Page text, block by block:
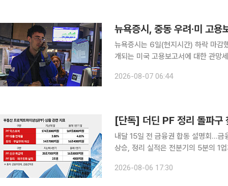
뉴욕증시, 중동 우려·미 고
뉴욕증시는 6일(현지시간) 하락 마감
개되는 미국 고용보고서에 대한 관망세가 짙어진 영
리했다. S&P500지수는 13.59포인
2026-08-07 06:44
[단독] 더딘 PF 정리 돌파구
내달 15일 전 금융권 합동 설명회…금
상승, 정리 실적은 전분기의 5분의 1업계
하자 금융회사와 건설사, 투자자를 한
2026-08-06 17:30